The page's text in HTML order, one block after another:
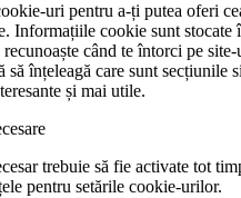
uri pentru a-ți putea oferi
Informațiile cookie sunt stocate
când te întorci pe
să înțeleagă care sunt secțiunile
și mai utile.
trebuie să fie activate tot
pentru setările cookie-urilor.